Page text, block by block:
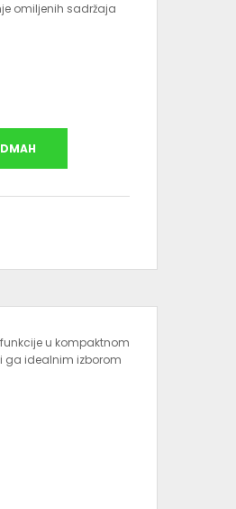
omiljenih sadržaja
u kompaktnom
ga idealnim izborom